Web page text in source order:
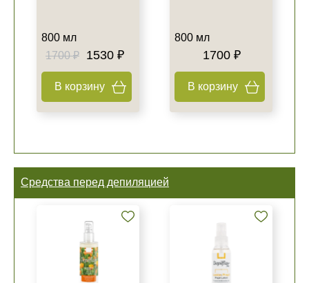
800 мл
1700 ₽
1530 ₽
В корзину
800 мл
1700 ₽
В корзину
Средства перед депиляцией